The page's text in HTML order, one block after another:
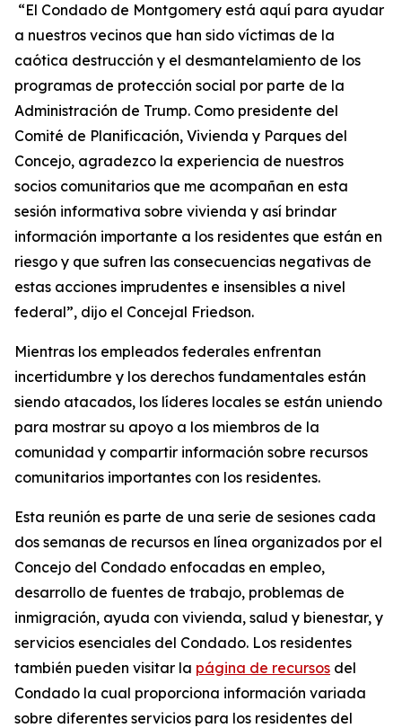
“El Condado de Montgomery está aquí para ayudar
a nuestros vecinos que han sido víctimas de la
caótica destrucción y el desmantelamiento de los
programas de protección social por parte de la
Administración de Trump. Como presidente del
Comité de Planificación, Vivienda y Parques del
Concejo, agradezco la experiencia de nuestros
socios comunitarios que me acompañan en esta
sesión informativa sobre vivienda y así brindar
información importante a los residentes que están en
riesgo y que sufren las consecuencias negativas de
estas acciones imprudentes e insensibles a nivel
federal”, dijo el Concejal Friedson.
Mientras los empleados federales enfrentan
incertidumbre y los derechos fundamentales están
siendo atacados, los líderes locales se están uniendo
para mostrar su apoyo a los miembros de la
comunidad y compartir información sobre recursos
comunitarios importantes con los residentes.
Esta reunión es parte de una serie de sesiones cada
dos semanas de recursos en línea organizados por el
Concejo del Condado enfocadas en empleo,
desarrollo de fuentes de trabajo, problemas de
inmigración, ayuda con vivienda, salud y bienestar, y
servicios esenciales del Condado. Los residentes
también pueden visitar la página de recursos del
Condado la cual proporciona información variada
sobre diferentes servicios para los residentes del